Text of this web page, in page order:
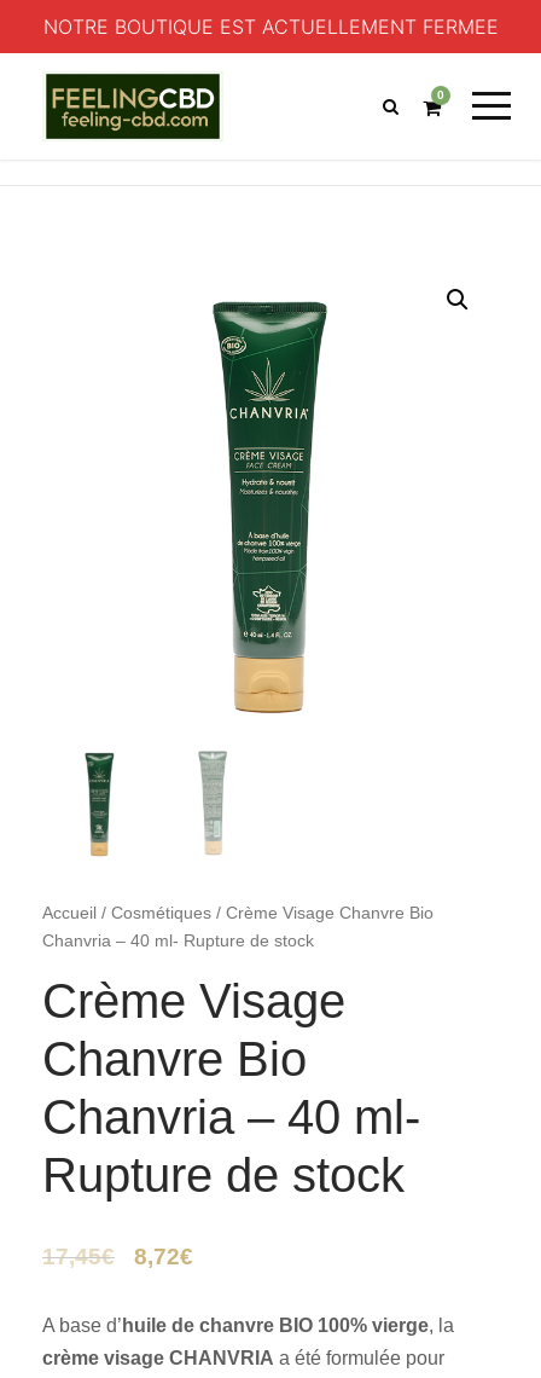
NOTRE BOUTIQUE EST ACTUELLEMENT FERMEE
0
Accueil / Cosmétiques / Crème Visage Chanvre Bio
Chanvria – 40 ml- Rupture de stock
Crème Visage
Chanvre Bio
Chanvria – 40 ml-
Rupture de stock
17,45€ 8,72€
A base d’ huile de chanvre BIO 100% vierge, la
crème visage CHANVRIA a été formulée pour